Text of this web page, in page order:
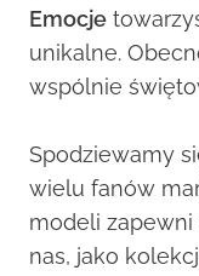
Emocje
unikalne.
wspólnie
Spodziewamy
wielu fanów
modeli zapewni
nas, jako